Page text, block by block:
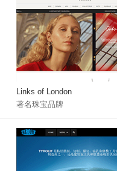
Links of London
著名珠宝品牌